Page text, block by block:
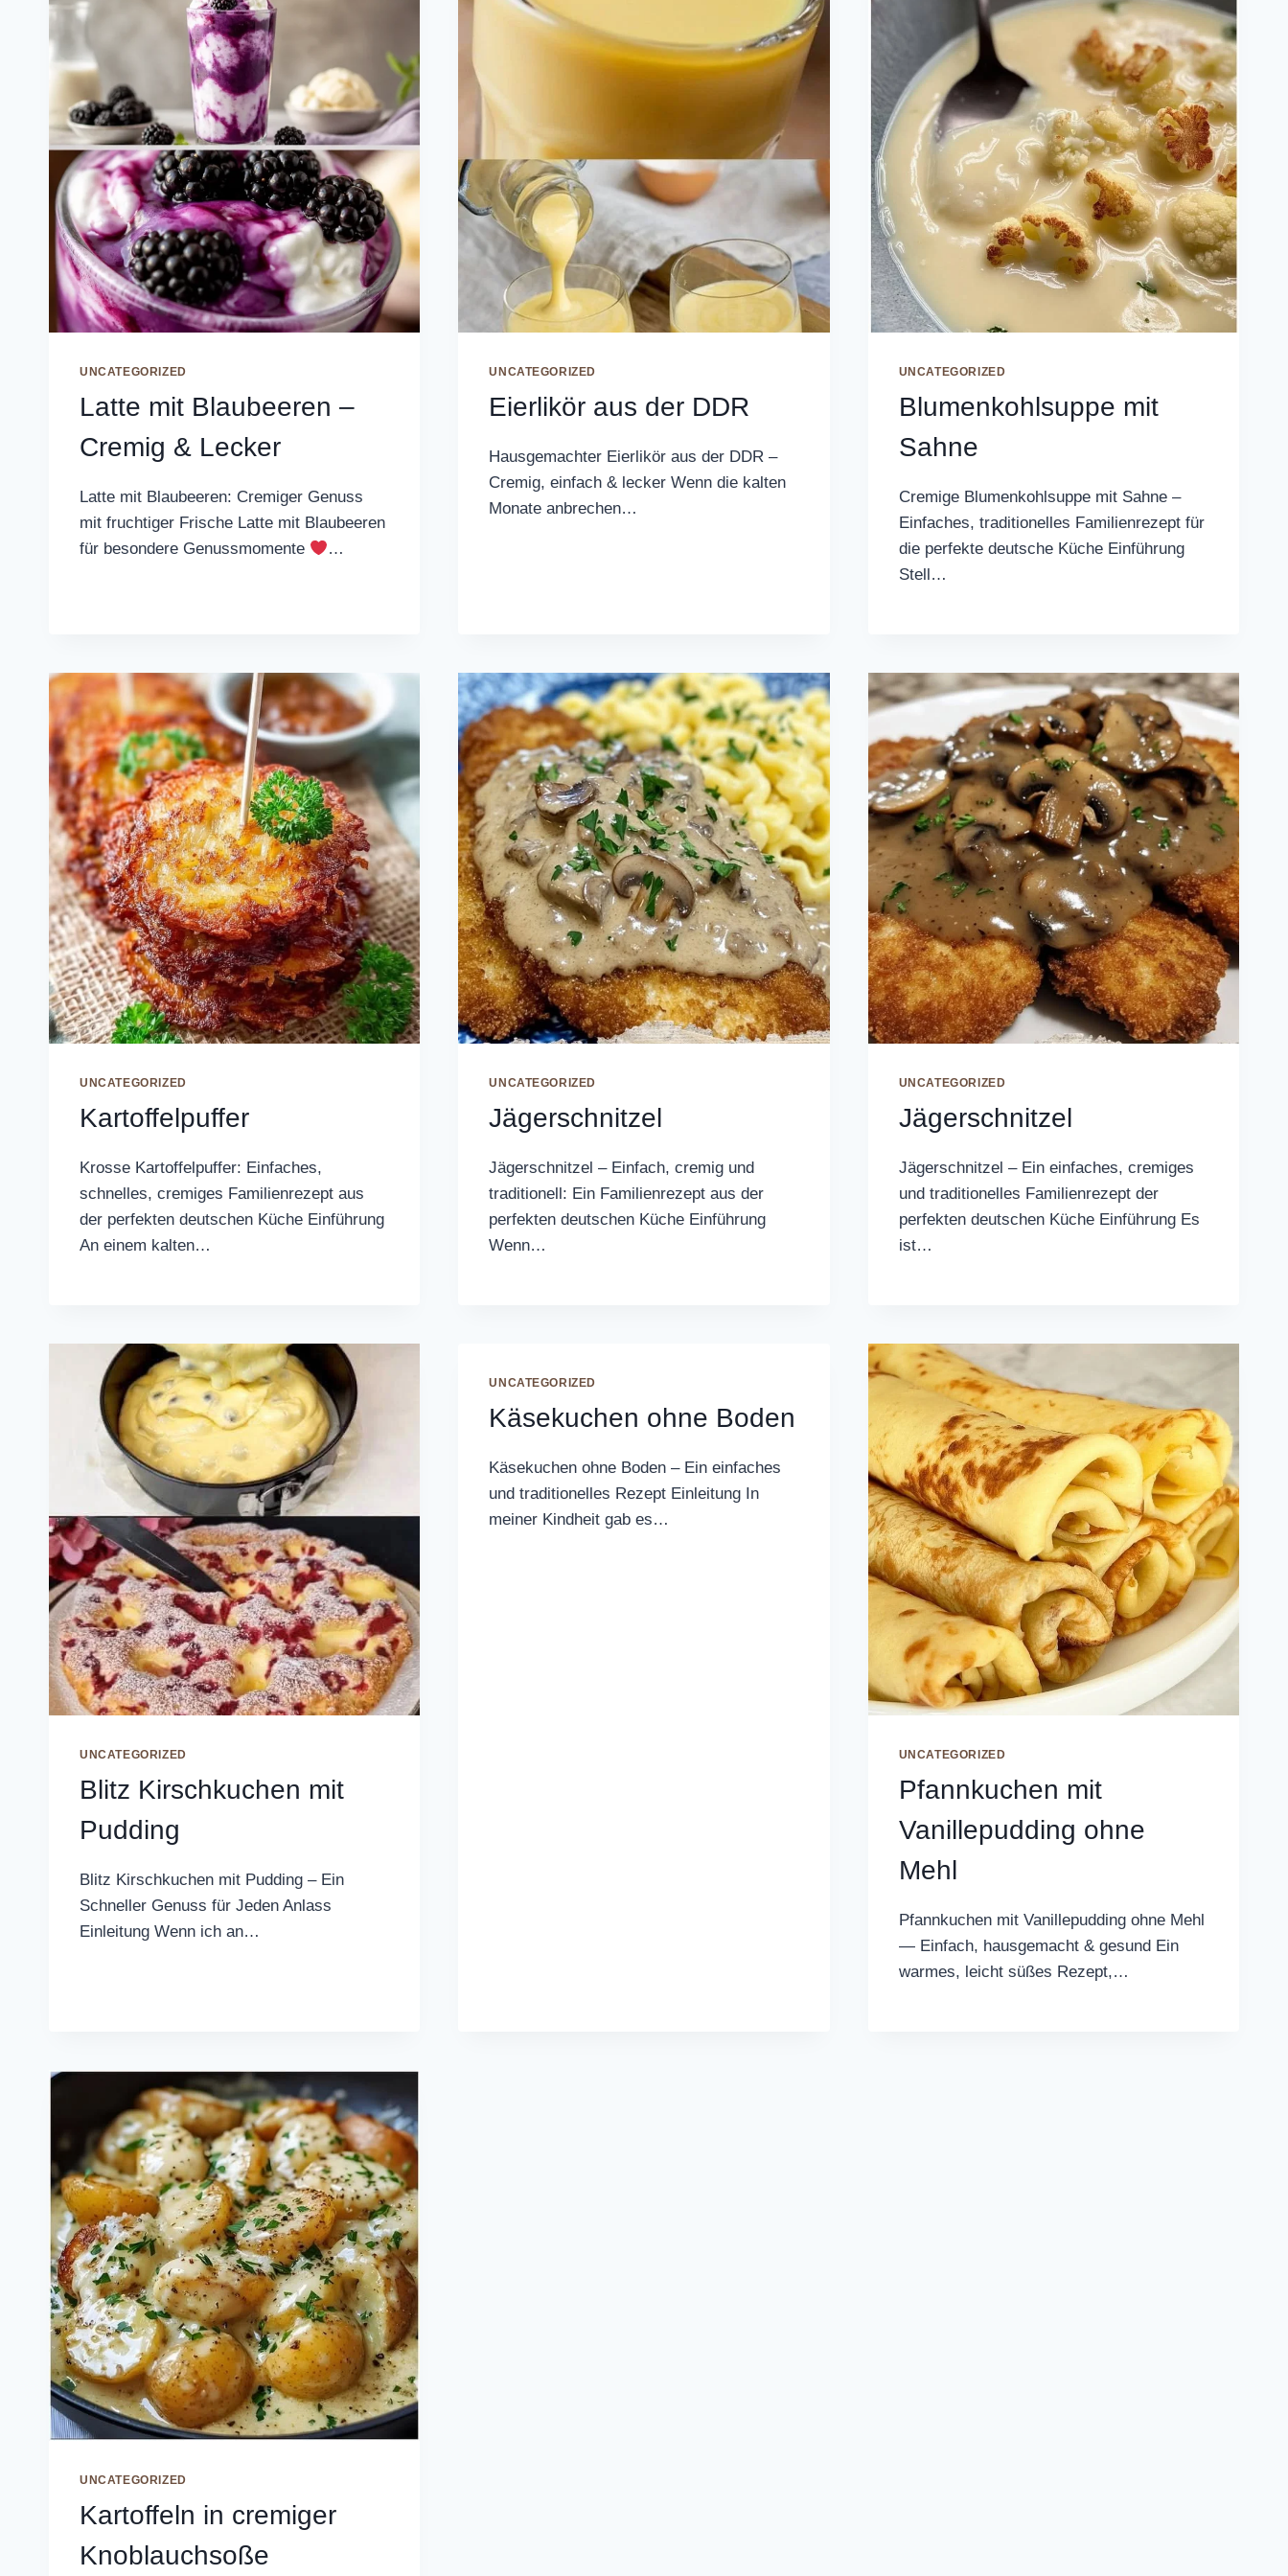
UNCATEGORIZED
Latte mit Blaubeeren –
Cremig & Lecker
Latte mit Blaubeeren: Cremiger Genuss
mit fruchtiger Frische Latte mit Blaubeeren
für besondere Genussmomente
…
UNCATEGORIZED
Eierlikör aus der DDR
Hausgemachter Eierlikör aus der DDR –
Cremig, einfach & lecker Wenn die kalten
Monate anbrechen…
UNCATEGORIZED
Blumenkohlsuppe mit
Sahne
Cremige Blumenkohlsuppe mit Sahne –
Einfaches, traditionelles Familienrezept für
die perfekte deutsche Küche Einführung
Stell…
UNCATEGORIZED
Kartoffelpuffer
Krosse Kartoffelpuffer: Einfaches,
schnelles, cremiges Familienrezept aus
der perfekten deutschen Küche Einführung
An einem kalten…
UNCATEGORIZED
Jägerschnitzel
Jägerschnitzel – Einfach, cremig und
traditionell: Ein Familienrezept aus der
perfekten deutschen Küche Einführung
Wenn…
UNCATEGORIZED
Jägerschnitzel
Jägerschnitzel – Ein einfaches, cremiges
und traditionelles Familienrezept der
perfekten deutschen Küche Einführung Es
ist…
UNCATEGORIZED
Blitz Kirschkuchen mit
Pudding
Blitz Kirschkuchen mit Pudding – Ein
Schneller Genuss für Jeden Anlass
Einleitung Wenn ich an…
UNCATEGORIZED
Käsekuchen ohne Boden
Käsekuchen ohne Boden – Ein einfaches
und traditionelles Rezept Einleitung In
meiner Kindheit gab es…
UNCATEGORIZED
Pfannkuchen mit
Vanillepudding ohne
Mehl
Pfannkuchen mit Vanillepudding ohne Mehl
— Einfach, hausgemacht & gesund Ein
warmes, leicht süßes Rezept,…
UNCATEGORIZED
Kartoffeln in cremiger
Knoblauchsoße